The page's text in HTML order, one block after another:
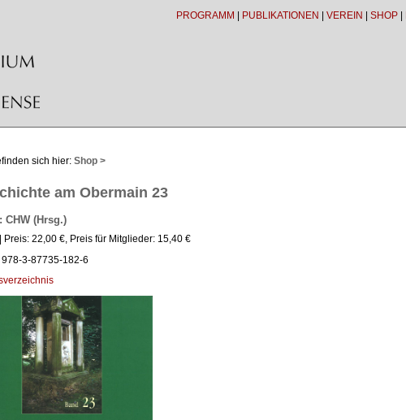
PROGRAMM PUBLIKATIONEN VEREIN SHOP
sich hier:Shop >
am Obermain 23
CHW (Hrsg.)
Preis: 22,00 €, Preis für Mitglieder: 15,40 €
978-3-87735-182-6